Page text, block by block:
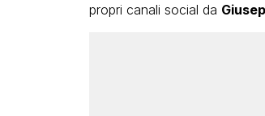
propri canali social da